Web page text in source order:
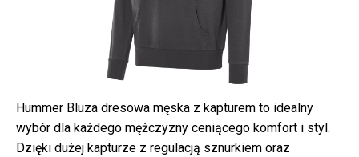
Hummer Bluza dresowa męska z kapturem to idealny
wybór dla każdego mężczyzny ceniącego komfort i styl.
Dzięki dużej kapturze z regulacją sznurkiem oraz